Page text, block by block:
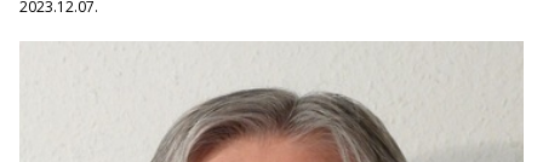
2023.12.07.